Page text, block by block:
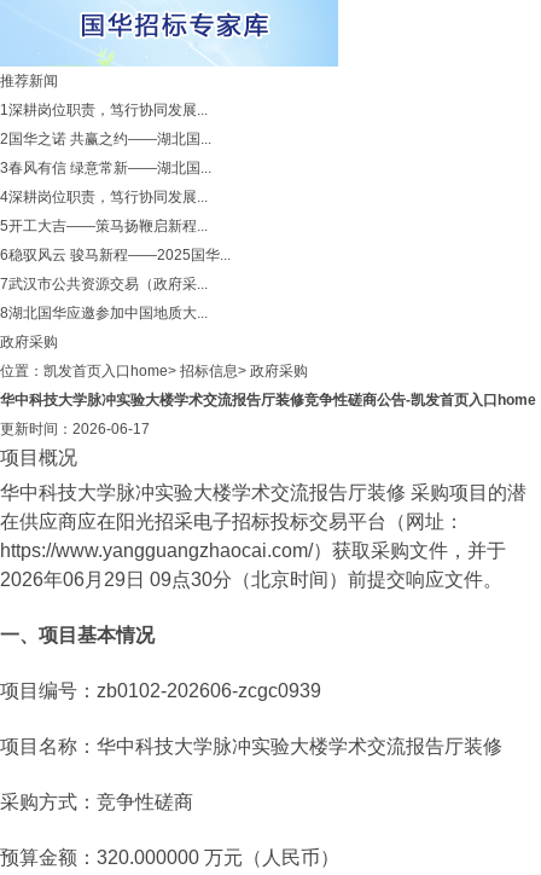
推荐新闻
1深耕岗位职责，笃行协同发展...
2 国华之诺 共赢之约——湖北国...
3春风有信 绿意常新——湖北国...
4深耕岗位职责，笃行协同发展...
5开工大吉——策马扬鞭启新程...
6稳驭风云 骏马新程——2025国华...
7武汉市公共资源交易（政府采...
8湖北国华应邀参加中国地质大...
政府采购
位置： 凯发首页入口home> 招标信息> 政府采购
华中科技大学脉冲实验大楼学术交流报告厅装修竞争性磋商公告-凯发首页入口home
更新时间：2026-06-17
项目概况
华中科技大学脉冲实验大楼学术交流报告厅装修 采购项目的潜
在供应商应在阳光招采电子招标投标交易平台（网址：
https://www.yangguangzhaocai.com/）获取采购文件，并于
2026年06月29日 09点30分（北京时间）前提交响应文件。
一、项目基本情况
项目编号：zb0102-202606-zcgc0939
项目名称：华中科技大学脉冲实验大楼学术交流报告厅装修
采购方式：竞争性磋商
预算金额：320.000000 万元（人民币）